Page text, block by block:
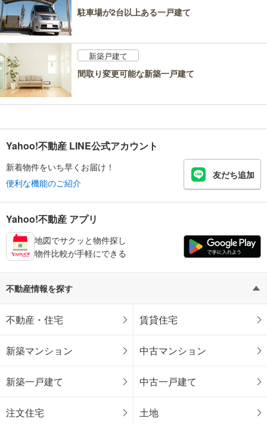
駐車場が2台以上ある一戸建て
新築戸建て
間取り変更可能な新築一戸建て
Yahoo!不動産 LINE公式アカウント
新着物件をいち早くお届け！
便利な機能のご紹介
友だち追加
Yahoo!不動産 アプリ
地図でサクッと物件探し
物件比較が手軽にできる
不動産情報を探す
不動産・住宅 賃貸住宅
新築マンション 中古マンション
新築一戸建て 中古一戸建て
注文住宅 土地